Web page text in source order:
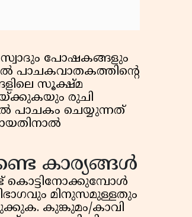
സ്വാദും പോഷകങ്ങളും
പാചകവാതകത്തിന്റെ
സൂക്ഷ്മ
രുചി
പാചകം ചെയ്യുന്നത്
കാര്യങ്ങൾ
കൊട്ടിനോക്കുമ്പോൾ
മിനുസമുള്ളതും
കുങ്കുമം/കാവി